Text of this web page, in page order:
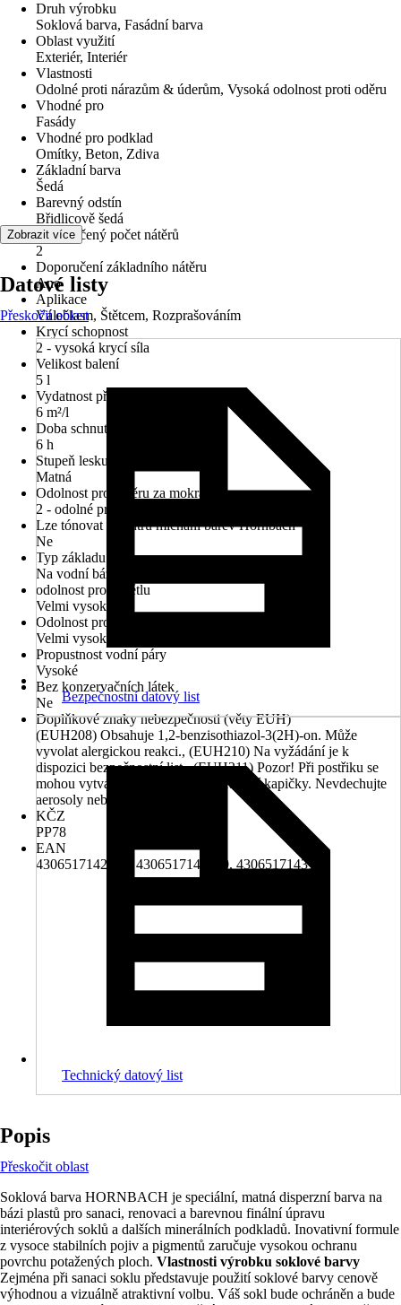
Druh výrobku
Soklová barva, Fasádní barva
Oblast využití
Exteriér, Interiér
Vlastnosti
Odolné proti nárazům & úderům, Vysoká odolnost proti oděru
Vhodné pro
Fasády
Vhodné pro podklad
Omítky, Beton, Zdiva
Základní barva
Šedá
Barevný odstín
Břidlicově šedá
Doporučený počet nátěrů
2
Doporučení základního nátěru
Ano
Aplikace
Válečkem, Štětcem, Rozprašováním
Krycí schopnost
2 - vysoká krycí síla
Velikost balení
5 l
Vydatnost při jednom nátěru
6 m²/l
Doba schnutí cca
6 h
Stupeň lesku
Matná
Odolnost proti otěru za mokra
2 - odolné proti otěru
Lze tónovat v centru míchání barev Hornbach
Ne
Typ základu
Na vodní bázi
odolnost proti světlu
Velmi vysoké
Odolnost proti povětrnostním vlivům
Velmi vysoké
Propustnost vodní páry
Vysoké
Bez konzervačních látek
Ne
Doplňkové znaky nebezpečnosti (věty EUH)
(EUH208) Obsahuje 1,2-benzisothiazol-3(2H)-on. Může
vyvolat alergickou reakci., (EUH210) Na vyžádání je k
dispozici bezpečnostní list., (EUH211) Pozor! Při postřiku se
mohou vytvářet nebezpečné respirabilní kapičky. Nevdechujte
aerosoly nebo mlhu.
KČZ
PP78
EAN
4306517142568, 4306517142940, 4306517143107
Zobrazit více
Datové listy
Přeskočit oblast
Bezpečnostní datový list
Technický datový list
Popis
Přeskočit oblast
Soklová barva HORNBACH je speciální, matná disperzní barva na
bázi plastů pro sanaci, renovaci a barevnou finální úpravu
interiérových soklů a dalších minerálních podkladů. Inovativní formule
z vysoce stabilních pojiv a pigmentů zaručuje vysokou ochranu
povrchu potažených ploch. Vlastnosti výrobku soklové barvy
Zejména při sanaci soklu představuje použití soklové barvy cenově
výhodnou a vizuálně atraktivní volbu. Váš sokl bude ochráněn a bude